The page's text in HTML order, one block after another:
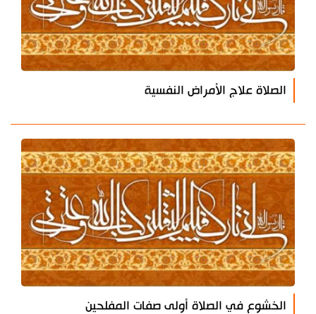
الصلاة علاج الأمراض النفسية
الخشوع في الصلاة أولى صفات المفلحين